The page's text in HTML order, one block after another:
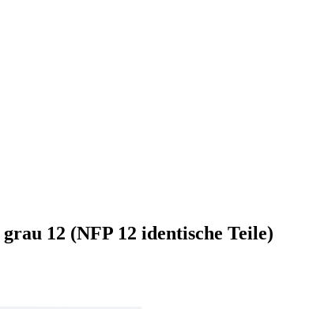
12 (NFP 12 identische Teile)